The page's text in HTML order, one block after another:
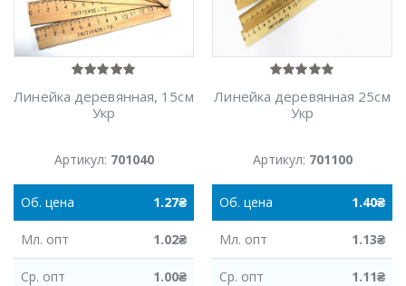
Линейка деревянная, 15см
Укр
Артикул: 701040
Об. цена 1.27₴
Мл. опт 1.02₴
Ср. опт 1.00₴
Линейка деревянная 25см
Укр
Артикул: 701100
Об. цена 1.40₴
Мл. опт 1.13₴
Ср. опт 1.11₴